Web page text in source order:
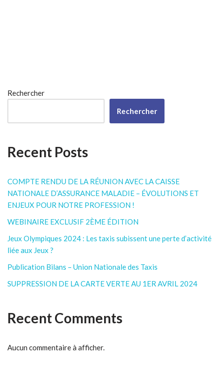
Rechercher
Rechercher
Recent Posts
COMPTE RENDU DE LA RÉUNION AVEC LA CAISSE
NATIONALE D’ASSURANCE MALADIE – ÉVOLUTIONS ET
ENJEUX POUR NOTRE PROFESSION !
WEBINAIRE EXCLUSIF 2ÈME ÉDITION
Jeux Olympiques 2024 : Les taxis subissent une perte d’activité
liée aux Jeux ?
Publication Bilans – Union Nationale des Taxis
SUPPRESSION DE LA CARTE VERTE AU 1ER AVRIL 2024
Recent Comments
Aucun commentaire à afficher.